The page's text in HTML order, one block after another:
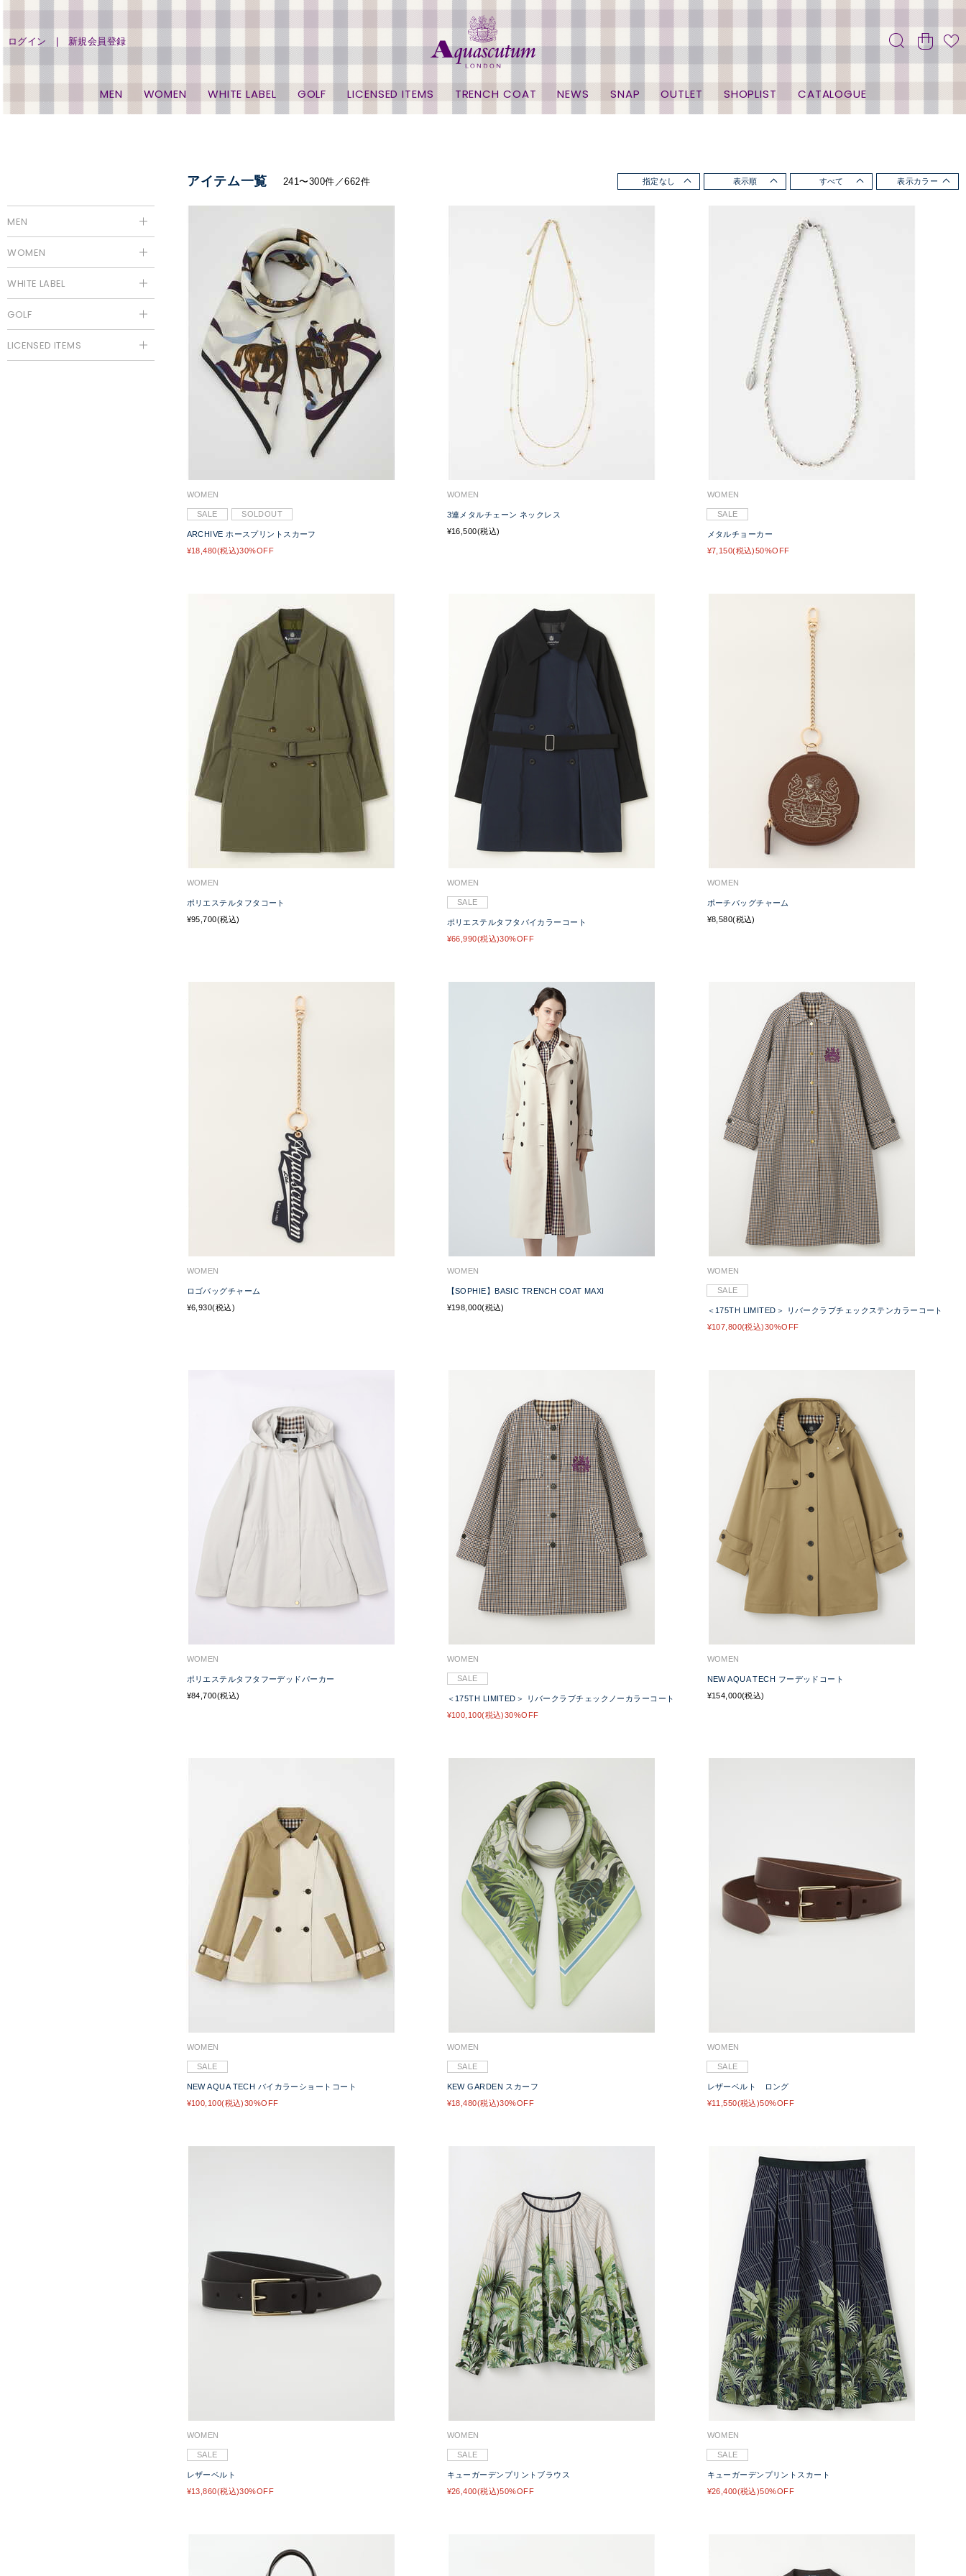
ログイン 新規会員登録
MEN WOMEN WHITE LABEL GOLF LICENSED ITEMS TRENCH COAT NEWS SNAP OUTLET SHOPLIST CATALOGUE
アイテム一覧 241〜300件／662件 指定なし 表示順 すべて 表示カラー
MEN
WOMEN
WHITE LABEL
GOLF
LICENSED ITEMS
WOMEN
SALE SOLDOUT
ARCHIVE ホースプリントスカーフ
¥18,480(税込)30%OFF
WOMEN
3連メタルチェーン ネックレス
¥16,500(税込)
WOMEN
SALE
メタルチョーカー
¥7,150(税込)50%OFF
WOMEN
ポリエステルタフタコート
¥95,700(税込)
WOMEN
SALE
ポリエステルタフタバイカラーコート
¥66,990(税込)30%OFF
WOMEN
ポーチバッグチャーム
¥8,580(税込)
WOMEN
ロゴバッグチャーム
¥6,930(税込)
WOMEN
【SOPHIE】BASIC TRENCH COAT MAXI
¥198,000(税込)
WOMEN
SALE
＜175TH LIMITED＞ リバークラブチェックステンカラーコート
¥107,800(税込)30%OFF
WOMEN
ポリエステルタフタフーデッドパーカー
¥84,700(税込)
WOMEN
SALE
＜175TH LIMITED＞ リバークラブチェックノーカラーコート
¥100,100(税込)30%OFF
WOMEN
NEW AQUA TECH フーデッドコート
¥154,000(税込)
WOMEN
SALE
NEW AQUA TECH バイカラーショートコート
¥100,100(税込)30%OFF
WOMEN
SALE
KEW GARDEN スカーフ
¥18,480(税込)30%OFF
WOMEN
SALE
レザーベルト ロング
¥11,550(税込)50%OFF
WOMEN
SALE
レザーベルト
¥13,860(税込)30%OFF
WOMEN
SALE
キューガーデンプリントブラウス
¥26,400(税込)50%OFF
WOMEN
SALE
キューガーデンプリントスカート
¥26,400(税込)50%OFF